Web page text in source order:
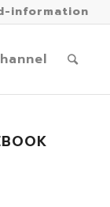
information